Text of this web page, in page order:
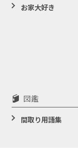
お家大好き
図鑑
間取り用語集